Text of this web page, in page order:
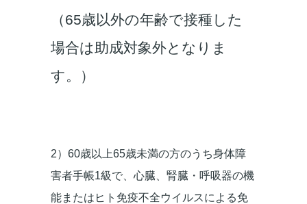
（65歳以外の年齢で接種した
場合は助成対象外となりま
す。）
2）60歳以上65歳未満の方のうち身体障
害者手帳1級で、心臓、腎臓・呼吸器の機
能またはヒト免疫不全ウイルスによる免